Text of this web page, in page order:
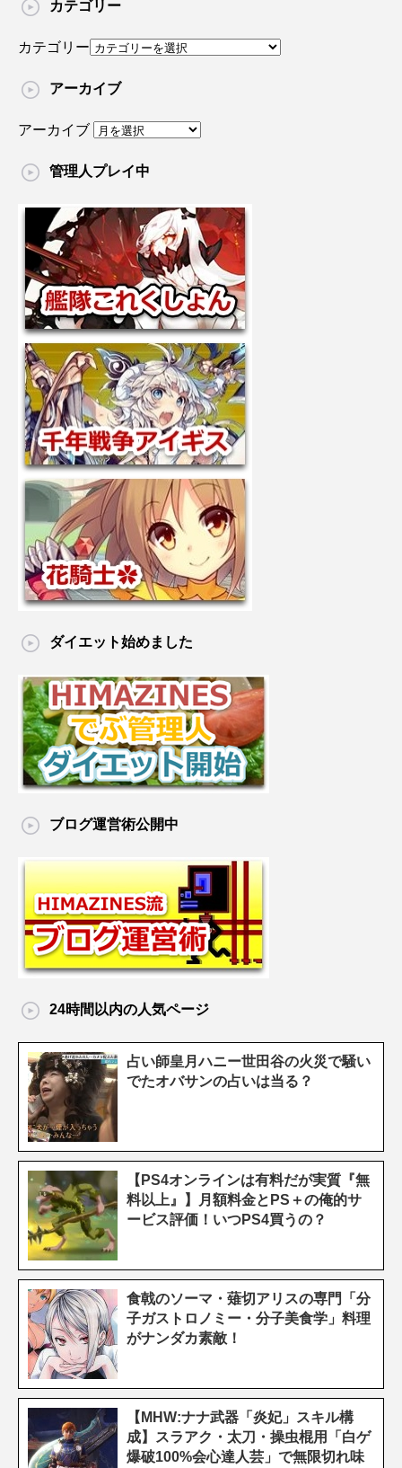
カテゴリー
カテゴリー
アーカイブ
アーカイブ
管理人プレイ中
ダイエット始めました
ブログ運営術公開中
24時間以内の人気ページ
占い師皇月ハニー世田谷の火災で騒い
でたオバサンの占いは当る？
【PS4オンラインは有料だが実質『無
料以上』】月額料金とPS＋の俺的サ
ービス評価！いつPS4買うの？
食戟のソーマ・薙切アリスの専門「分
子ガストロノミー・分子美食学」料理
がナンダカ素敵！
【MHW:ナナ武器「炎妃」スキル構
成】スラアク・太刀・操虫棍用「白ゲ
爆破100%会心達人芸」で無限切れ味